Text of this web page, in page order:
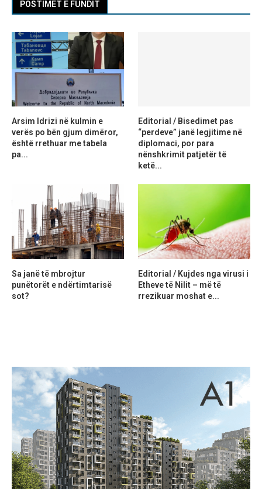
POSTIMET E FUNDIT
Arsim Idrizi në kulmin e
verës po bën gjum dimëror,
është rrethuar me tabela
pa...
Editorial / Bisedimet pas
“perdeve” janë legjitime në
diplomaci, por para
nënshkrimit patjetër të
ketë...
Sa janë të mbrojtur
punëtorët e ndërtimtarisë
sot?
Editorial / Kujdes nga virusi i
Etheve të Nilit – më të
rrezikuar moshat e...